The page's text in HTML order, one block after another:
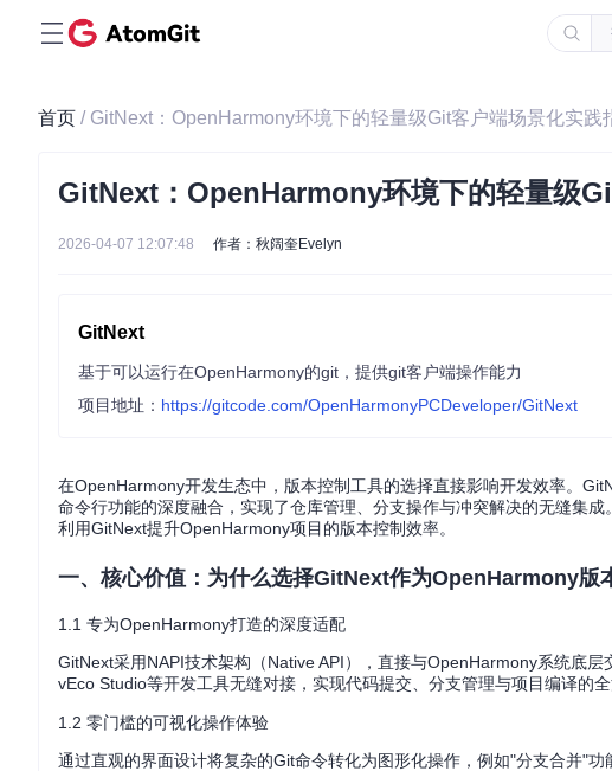
首页 / GitNext：OpenHarmony环境下的轻量级Git客户端场景化实践
GitNext：OpenHarmony环境下的轻量级
2026-04-07 12:07:48 作者：秋阔奎Evelyn
GitNext
基于可以运行在OpenHarmony的git，提供git客户端操作能力
项目地址： https://gitcode.com/OpenHarmonyPCDeveloper/GitNext
在OpenHarmony开发生态中，版本控制工具的选择直接影响开发效率。
命令行功能的深度融合，实现了仓库管理、分支操作与冲突解决的无缝集
利用GitNext提升OpenHarmony项目的版本控制效率。
一、核心价值：为什么选择GitNext作为OpenHarmony版
1.1 专为OpenHarmony打造的深度适配
GitNext采用NAPI技术架构（Native API），直接与OpenHarmony系统底
vEco Studio等开发工具无缝对接，实现代码提交、分支管理与项目编译的全
1.2 零门槛的可视化操作体验
通过直观的界面设计将复杂的Git命令转化为图形化操作，例如"分支合并"